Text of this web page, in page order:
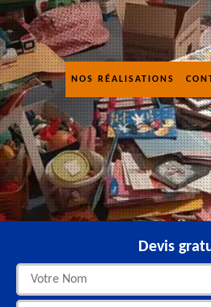
NOS RÉALISATIONS
Devis